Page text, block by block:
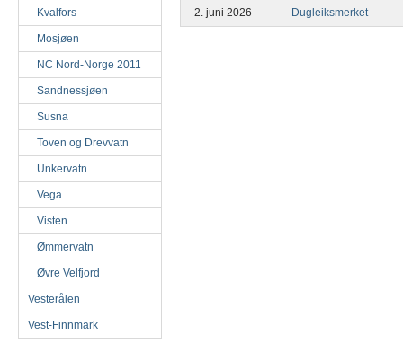
Kvalfors
Mosjøen
NC Nord-Norge 2011
Sandnessjøen
Susna
Toven og Drevvatn
Unkervatn
Vega
Visten
Ømmervatn
Øvre Velfjord
Vesterålen
Vest-Finnmark
2. juni 2026 Dugleiksmerket